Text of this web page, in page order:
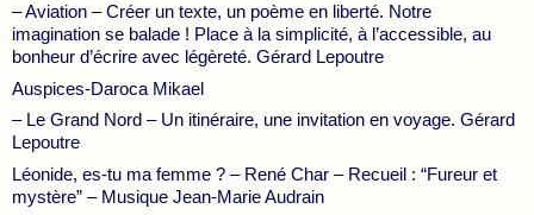
– Aviation – Créer un texte, un poème en liberté. Notre
imagination se balade ! Place à la simplicité, à l’accessible, au
bonheur d’écrire avec légèreté. Gérard Lepoutre
Auspices-Daroca Mikael
– Le Grand Nord – Un itinéraire, une invitation en voyage. Gérard
Lepoutre
Léonide, es-tu ma femme ? – René Char – Recueil : “Fureur et
mystère” – Musique Jean-Marie Audrain